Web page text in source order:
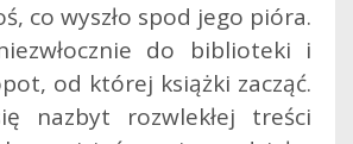
co wyszło spod jego pióra.
do biblioteki i
od której książki zacząć.
nazbyt rozwlekłej treści